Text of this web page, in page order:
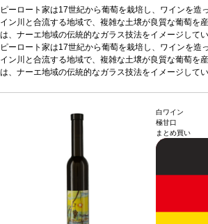
ピーロート家は17世紀から葡萄を栽培し、ワインを造
イン川と合流する地域で、複雑な土壌が良質な葡萄を
は、ナーエ地域の伝統的なガラス技法をイメージして
を、厳選して摘み取る（アウスレーゼ）ので、収穫量
トレーゼより凝縮感があります。深みがありエレガン
な後味が調和するのが魅力。テイスティングノート麦
アジア料理、フォワグラ、ブルーチー
ようなデザートなどと好相性
リースリング
場合、在庫があり価格が同様の場合は自動的に次のヴ
ピーロート家は17世紀から葡萄を栽培し、ワインを造
イン川と合流する地域で、複雑な土壌が良質な葡萄を
は、ナーエ地域の伝統的なガラス技法をイメージして
テイスティングノート
ルーツキャンディやジューシーな桃のアロマに魅了さ
っきりとしたリンゴが加わり、調和の取れた親しみや
アジア料理、フォワグラ、ブルーチー
ようなデザートなどと好相性
白ワイン
極甘口
まとめ買い